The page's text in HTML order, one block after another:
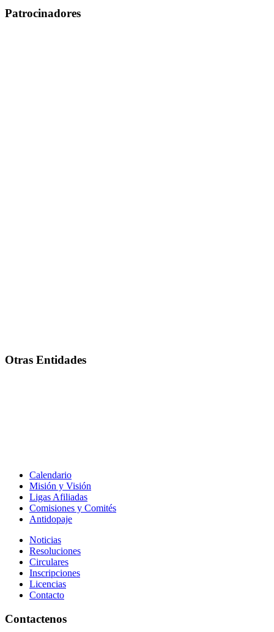
Patrocinadores
Otras Entidades
Calendario
Misión y Visión
Ligas Afiliadas
Comisiones y Comités
Antidopaje
Noticias
Resoluciones
Circulares
Inscripciones
Licencias
Contacto
Contactenos